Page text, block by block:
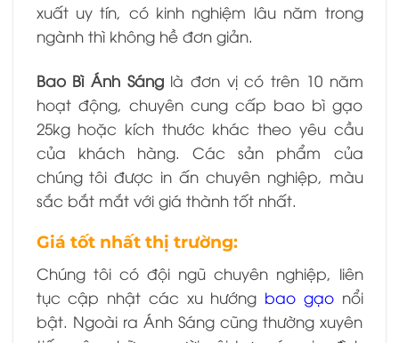
xuất uy tín, có kinh nghiệm lâu năm trong
ngành thì không hề đơn giản.
Bao Bì Ánh Sánglà đơn vị có trên 10 năm
hoạt động, chuyên cung cấp bao bì gạo
25kg hoặc kích thước khác theo yêu cầu
của khách hàng. Các sản phẩm của
chúng tôi được in ấn chuyên nghiệp, màu
sắc bắt mắt với giá thành tốt nhất.
Giá tốt nhất thị trường:
Chúng tôi có đội ngũ chuyên nghiệp, liên
tục cập nhật các xu hướng bao gạonổi
bật. Ngoài ra Ánh Sáng cũng thường xuyên